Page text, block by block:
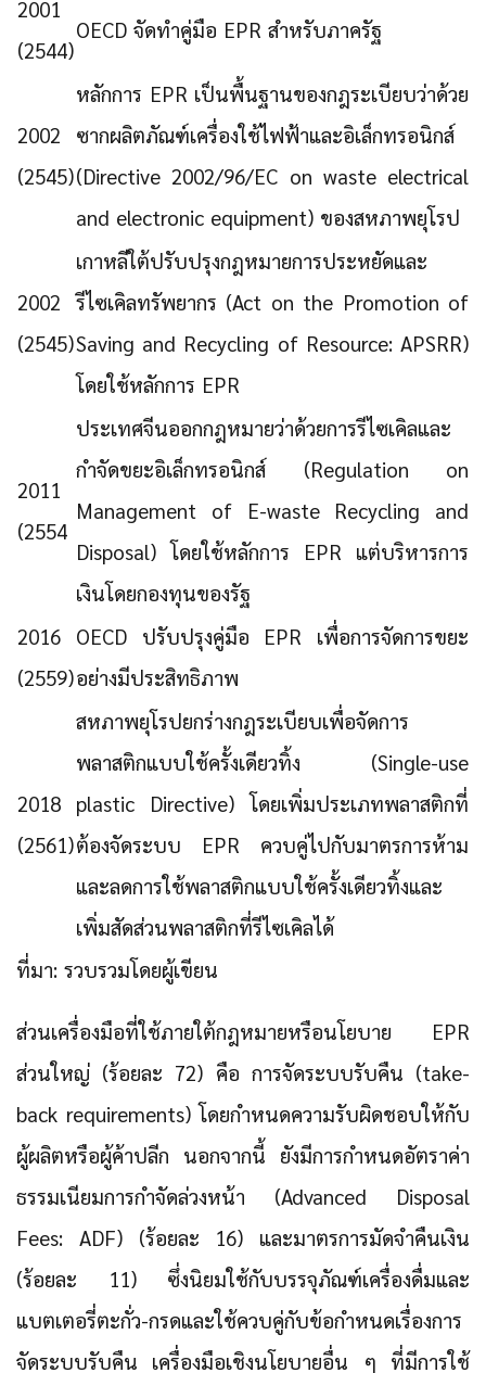
2001
(2544)
OECD จัดทำคู่มือ EPR สำหรับภาครัฐ
2002
(2545)
หลักการ EPR เป็นพื้นฐานของกฎระเบียบว่าด้วย
ซากผลิตภัณฑ์เครื่องใช้ไฟฟ้าและอิเล็กทรอนิกส์
(Directive 2002/96/EC on waste electrical
and electronic equipment) ของสหภาพยุโรป
2002
(2545)
เกาหลีใต้ปรับปรุงกฎหมายการประหยัดและ
รีไซเคิลทรัพยากร (Act on the Promotion of
Saving and Recycling of Resource: APSRR)
โดยใช้หลักการ EPR
2011
(2554
ประเทศจีนออกกฎหมายว่าด้วยการรีไซเคิลและ
กำจัดขยะอิเล็กทรอนิกส์ (Regulation on
Management of E-waste Recycling and
Disposal) โดยใช้หลักการ EPR แต่บริหารการ
เงินโดยกองทุนของรัฐ
2016
(2559)
OECD ปรับปรุงคู่มือ EPR เพื่อการจัดการขยะ
อย่างมีประสิทธิภาพ
2018
(2561)
สหภาพยุโรปยกร่างกฎระเบียบเพื่อจัดการ
พลาสติกแบบใช้ครั้งเดียวทิ้ง (Single-use
plastic Directive) โดยเพิ่มประเภทพลาสติกที่
ต้องจัดระบบ EPR ควบคู่ไปกับมาตรการห้าม
และลดการใช้พลาสติกแบบใช้ครั้งเดียวทิ้งและ
เพิ่มสัดส่วนพลาสติกที่รีไซเคิลได้
ที่มา: รวบรวมโดยผู้เขียน
ส่วนเครื่องมือที่ใช้ภายใต้กฎหมายหรือนโยบาย EPR
ส่วนใหญ่ (ร้อยละ 72) คือ การจัดระบบรับคืน (take-
back requirements) โดยกำหนดความรับผิดชอบให้กับ
ผู้ผลิตหรือผู้ค้าปลีก นอกจากนี้ ยังมีการกำหนดอัตราค่า
ธรรมเนียมการกำจัดล่วงหน้า (Advanced Disposal
Fees: ADF) (ร้อยละ 16) และมาตรการมัดจำคืนเงิน
(ร้อยละ 11) ซึ่งนิยมใช้กับบรรจุภัณฑ์เครื่องดื่มและ
แบตเตอรี่ตะกั่ว-กรดและใช้ควบคู่กับข้อกำหนดเรื่องการ
จัดระบบรับคืน เครื่องมือเชิงนโยบายอื่น ๆ ที่มีการใช้